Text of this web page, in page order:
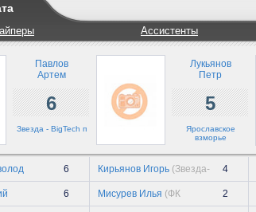
Павлов
Артем
6
Звезда - BigTech п
6
взморье)
6
Ассистенты
Лукьянов
Петр
5
Ярославское
взморье
Кирьянов Игорь (Звезда-
пляж)
4
Мисурев Илья (ФК
Судиславль)
2